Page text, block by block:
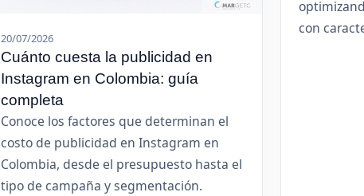
20/07/2026
Cuánto cuesta la publicidad en
Instagram en Colombia: guía
completa
Conoce los factores que determinan el
costo de publicidad en Instagram en
Colombia, desde el presupuesto hasta el
tipo de campaña y segmentación.
con